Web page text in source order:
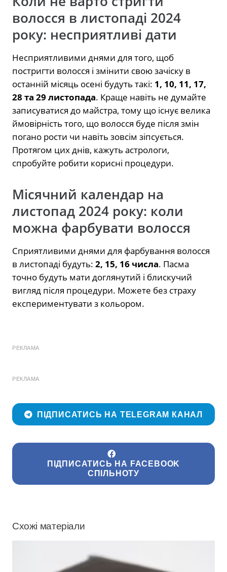
волосся в листопаді 2024
року: несприятливі дати
Несприятливими днями для того, щоб
постригти волосся і змінити свою зачіску в
останній місяць осені будуть такі: 1, 10, 11, 17,
28 та 29 листопада. Краще навіть не думайте
записуватися до майстра, тому що існує велика
ймовірність того, що волосся буде після змін
погано рости чи навіть зовсім зіпсується.
Протягом цих днів, кажуть астрологи,
спробуйте робити корисні процедури.
Місячний календар на
листопад 2024 року: коли
можна фарбувати волосся
Сприятливими днями для фарбування волосся
в листопаді будуть: 2, 15, 16 числа. Пасма
точно будуть мати доглянутий і блискучий
вигляд після процедури. Можете без страху
експериментувати з кольором.
РЕКЛАМА
РЕКЛАМА
ПІДПИСАТИСЬ НА TELEGRAM КАНАЛ
ПІДПИСАТИСЬ НА FACEBOOK
СПІЛЬНОТУ
Схожі матеріали